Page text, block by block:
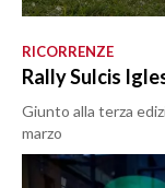
RICORRENZE
Rally Sulcis
Giunto alla terza
marzo